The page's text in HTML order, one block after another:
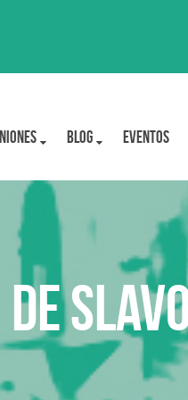
BLOG Eventos
de